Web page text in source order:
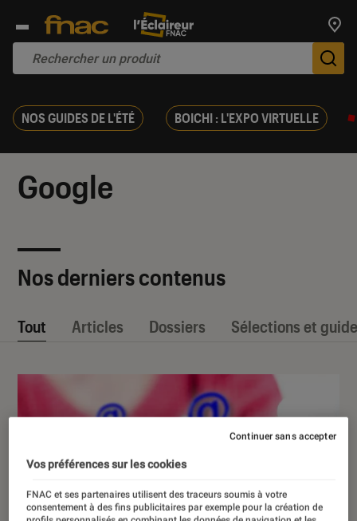
NOS GUIDES DE L'ÉTÉ BOICHI : L'EXPO VIRTUELLE
Google
Nos derniers contenus
Tout Articles Dossiers Sélections et
Vos préférences sur les cookies
FNAC et ses partenaires utilisent des traceurs soumis à votre
consentement à des fins publicitaires par exemple pour la création de
Continuer sans accepter